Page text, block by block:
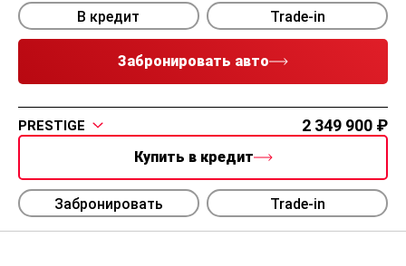
В кредит Trade-in
Забронировать авто
PRESTIGE 2 349 900
Купить в кредит
Забронировать Trade-in